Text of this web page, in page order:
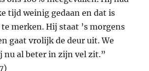
tijd weinig gedaan en dat is
merken. Hij staat ’s morgens
gaat vrolijk de deur uit. We
nu al beter in zijn vel zit.”